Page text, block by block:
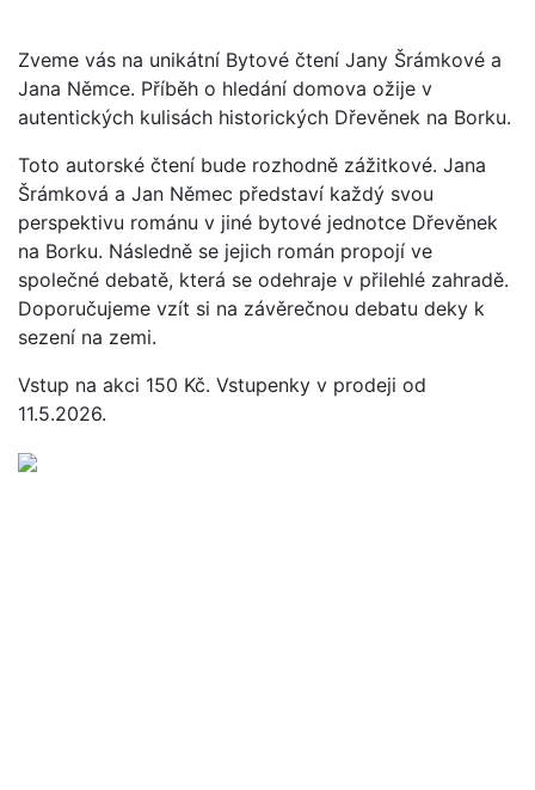
Zveme vás na unikátní Bytové čtení Jany Šrámkové a
Jana Němce. Příběh o hledání domova ožije v
autentických kulisách historických Dřevěnek na Borku.
Toto autorské čtení bude rozhodně zážitkové. Jana
Šrámková a Jan Němec představí každý svou
perspektivu románu v jiné bytové jednotce Dřevěnek
na Borku. Následně se jejich román propojí ve
společné debatě, která se odehraje v přilehlé zahradě.
Doporučujeme vzít si na závěrečnou debatu deky k
sezení na zemi.
Vstup na akci 150 Kč. Vstupenky v prodeji od
11.5.2026.